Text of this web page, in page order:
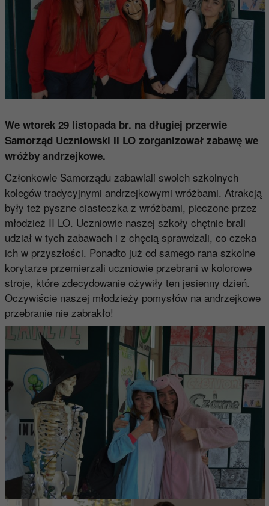
We wtorek 29 listopada br. na długiej przerwie
Samorząd Uczniowski II LO zorganizował zabawę we
wróżby andrzejkowe.
Członkowie Samorządu zabawiali swoich szkolnych
kolegów tradycyjnymi andrzejkowymi wróżbami. Atrakcją
były też pyszne ciasteczka z wróżbami, pieczone przez
młodzież II LO. Uczniowie naszej szkoły chętnie brali
udział w tych zabawach i z chęcią sprawdzali, co czeka
ich w przyszłości. Ponadto już od samego rana szkolne
korytarze przemierzali uczniowie przebrani w kolorowe
stroje, które zdecydowanie ożywiły ten jesienny dzień.
Oczywiście naszej młodzieży pomysłów na andrzejkowe
przebranie nie zabrakło!